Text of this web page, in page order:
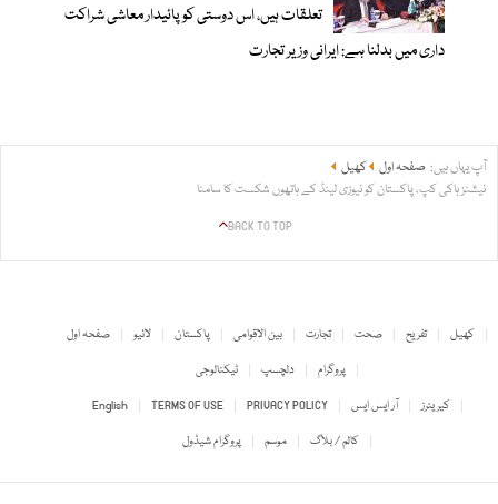
تعلقات ہیں، اس دوستی کوپائیدار معاشی شراکت
داری میں بدلنا ہے: ایرانی وزیر تجارت
آپ یہاں ہیں: صفحہ اول
کھیل
نیشنز ہاکی کپ، پاکستان کو نیوزی لینڈ کے ہاتھوں شکست کا سامنا
BACK TO TOP
صفحہ اول لائیو پاکستان بین الاقوامی تجارت صحت تفریح
کھیل
ٹیکنالوجی
دلچسپ
پروگرام
English
TERMS OF USE PRIVACY POLICY آر ایس ایس
کیریئرز
پروگرام شیڈول
موسم کالم / بلاگ